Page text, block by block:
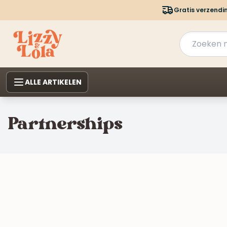
Gratis
ALLE ARTIKELEN
Partnerships